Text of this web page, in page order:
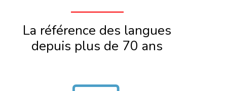
La référence des langues
depuis plus de 70 ans